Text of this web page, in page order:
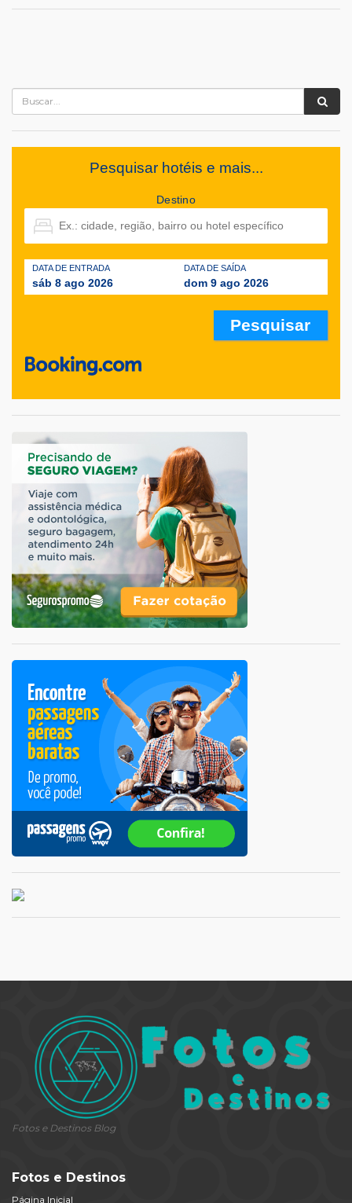
Pesquisar hotéis e mais...
Destino
DATA DE ENTRADA
sáb 8 ago 2026
DATA DE SAÍDA
dom 9 ago 2026
Fotos e Destinos Blog
Fotos e Destinos
Página Inicial